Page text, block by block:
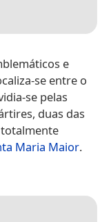
e
se entre o
se pelas
duas das
Maria Maior.